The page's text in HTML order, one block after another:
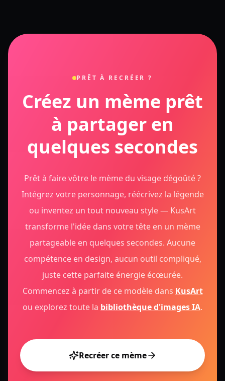
PRÊT À RECRÉER ?
Créez un mème prêt
à partager en
quelques secondes
Prêt à faire vôtre le mème du visage dégoûté ?
Intégrez votre personnage, réécrivez la légende
ou inventez un tout nouveau style — KusArt
transforme l'idée dans votre tête en un mème
partageable en quelques secondes. Aucune
compétence en design, aucun outil compliqué,
juste cette parfaite énergie écœurée.
Commencez à partir de ce modèle dans KusArt
ou explorez toute la bibliothèque d'images IA.
Recréer ce mème